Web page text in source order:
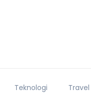
Teknologi Travel